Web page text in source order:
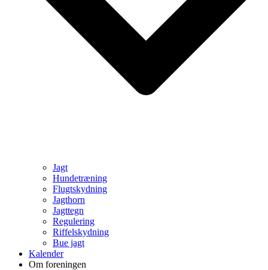
Jagt
Hundetræning
Flugtskydning
Jagthorn
Jagttegn
Regulering
Riffelskydning
Bue jagt
Kalender
Om foreningen